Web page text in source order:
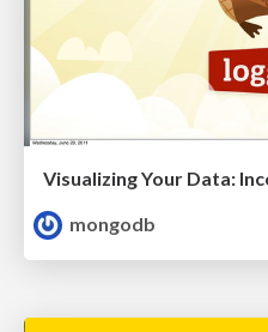
mongodb